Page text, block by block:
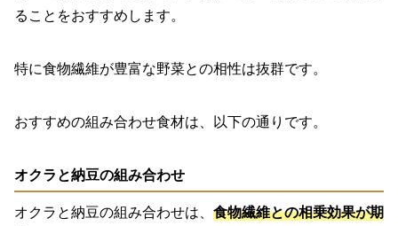
ることをおすすめします。
特に食物繊維が豊富な野菜との相性は抜群です。
おすすめの組み合わせ食材は、以下の通りです。
オクラと納豆の組み合わせ
オクラと納豆の組み合わせは、 食物繊維との相乗効果が期